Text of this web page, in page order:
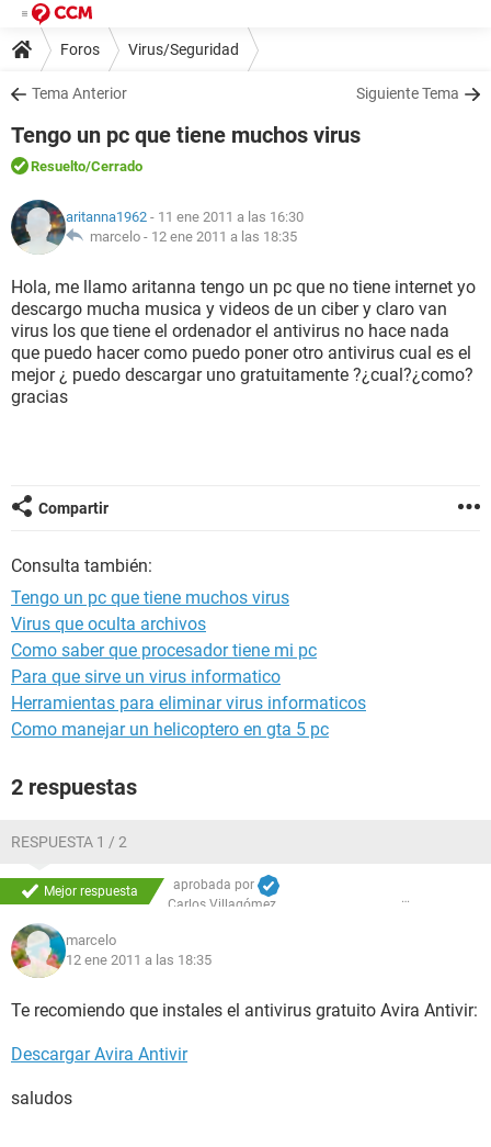
Foros Virus/Seguridad
Tema Anterior Siguiente Tema
Tengo un pc que tiene muchos virus
Resuelto/Cerrado
aritanna1962 - 11 ene 2011 a las 16:30
marcelo - 12 ene 2011 a las 18:35
Hola, me llamo aritanna tengo un pc que no tiene internet yo
descargo mucha musica y videos de un ciber y claro van
virus los que tiene el ordenador el antivirus no hace nada
que puedo hacer como puedo poner otro antivirus cual es el
mejor ¿ puedo descargar uno gratuitamente ?¿cual?¿como?
gracias
Compartir
Consulta también:
Tengo un pc que tiene muchos virus
Virus que oculta archivos
Como saber que procesador tiene mi pc
Para que sirve un virus informatico
Herramientas para eliminar virus informaticos
Como manejar un helicoptero en gta 5 pc
2 respuestas
RESPUESTA 1 / 2
Mejor respuesta
aprobada por
Carlos Villagómez
marcelo
12 ene 2011 a las 18:35
Te recomiendo que instales el antivirus gratuito Avira Antivir:
Descargar Avira Antivir
saludos